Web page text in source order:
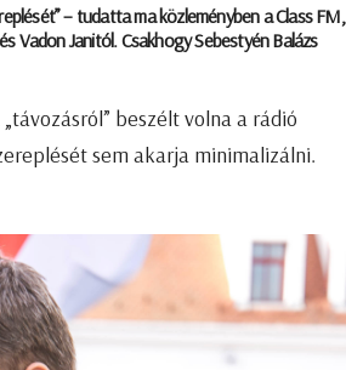
– tudatta ma közleményben a Class FM,
Vadon Janitól. Csakhogy Sebestyén Balázs
beszélt volna a rádió
sem akarja minimalizálni.